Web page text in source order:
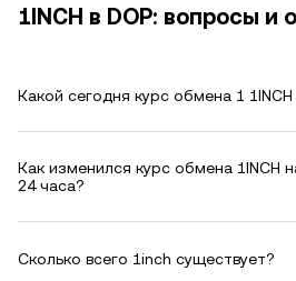
1INCH в DOP: вопросы и
Какой сегодня курс обмена 1 1INCH
Как изменился курс обмена 1INCH
24 часа?
Сколько всего 1inch существует?